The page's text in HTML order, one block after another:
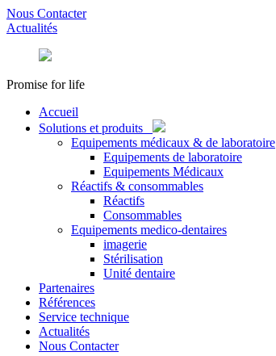
Nous Contacter
Actualités
Promise for life
Accueil
Solutions et produits
Equipements médicaux & de laboratoire
Equipements de laboratoire
Equipements Médicaux
Réactifs & consommables
Réactifs
Consommables
Equipements medico-dentaires
imagerie
Stérilisation
Unité dentaire
Partenaires
Références
Service technique
Actualités
Nous Contacter